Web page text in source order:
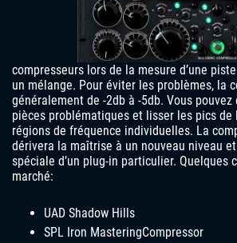
compresseurs lors de la mesure d’une
un mélange. Pour éviter les problèmes, la
généralement de -2db à -5db. Vous
pièces problématiques et lisser les pics
régions de fréquence individuelles. La
dérivera la maîtrise à un nouveau niveau
spéciale d’un plug-in particulier. Quelques
marché:
UAD Shadow Hills
SPL Iron MasteringCompressor